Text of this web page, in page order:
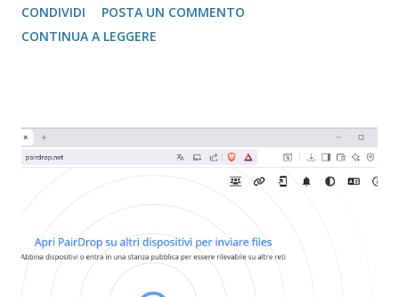
CONDIVIDI
POSTA UN COMMENTO
CONTINUA A LEGGERE